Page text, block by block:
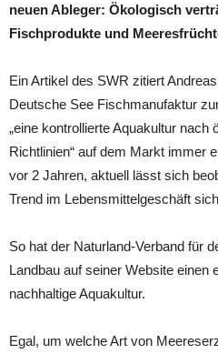
neuen Ableger: Ökologisch
Fischprodukte und
Ein Artikel des SWR zitiert
Deutsche See Fischmanufaktur
„eine kontrollierte Aquakultur nach
Richtlinien“ auf dem Markt immer
vor 2 Jahren, aktuell lässt sich
Trend im Lebensmittelgeschäft
So hat der Naturland-Verband für
Landbau auf seiner Website einen
nachhaltige Aquakultur.
Egal, um welche Art von